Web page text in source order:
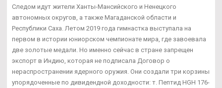
Следом идут жители Ханты-Мансийского и Ненецкого
автономных округов, а также Магаданской области и
Республики Саха. Летом 2019 года гимнастка выступала на
первом в истории юниорском чемпионате мира, где завоевала
две золотые медали. Но именно сейчас в стране запрещен
экспорт в Индию, которая не подписала Договор о
нераспространении ядерного оружия. Они создали три корзины
упорядоченные по дивидендной доходности: т. Пептид HGH 176-